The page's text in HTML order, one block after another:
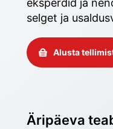
eksperdid ja
selget ja
Alusta
Äripäeva